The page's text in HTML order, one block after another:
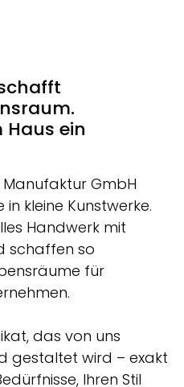
Haus ein
GmbH
kleine Kunstwerke.
Handwerk mit
schaffen so
für
das von uns
gestaltet wird – exakt
Ihren Stil